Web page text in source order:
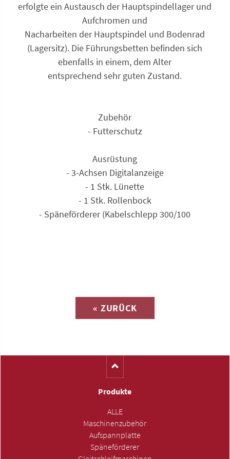
erfolgte ein Austausch der Hauptspindellager und
Aufchromen und
Nacharbeiten der Hauptspindel und Bodenrad
(Lagersitz). Die Führungsbetten befinden sich
ebenfalls in einem, dem Alter
entsprechend sehr guten Zustand.
Zubehör
- Futterschutz
Ausrüstung
- 3-Achsen Digitalanzeige
- 1 Stk. Lünette
- 1 Stk. Rollenbock
- Späneförderer (Kabelschlepp 300/100
« ZURÜCK
Produkte
ALLE
Maschinenzubehör
Aufspannplatte
Späneförderer